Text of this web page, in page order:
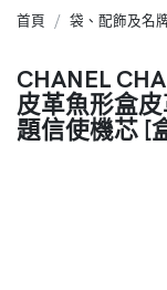
首頁 袋、配飾及名
CHANEL
皮革魚形盒
題信使機芯 [